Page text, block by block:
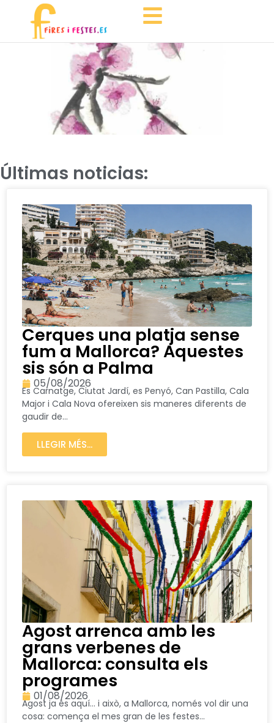
Últimas noticias:
Cerques una platja sense
fum a Mallorca? Aquestes
sis són a Palma
05/08/2026
Es Carnatge, Ciutat Jardí, es Penyó, Can Pastilla, Cala
Major i Cala Nova ofereixen sis maneres diferents de
gaudir de...
LLEGIR MÉS...
Agost arrenca amb les
grans verbenes de
Mallorca: consulta els
programes
01/08/2026
Agost ja és aquí… i això, a Mallorca, només vol dir una
cosa: comença el mes gran de les festes...